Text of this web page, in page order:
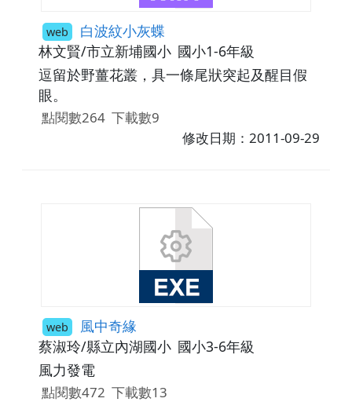
web 白波紋小灰蝶
林文賢/市立新埔國小 國小1-6年級
逗留於野薑花叢，具一條尾狀突起及醒目假
眼。
點閱數264 下載數9
修改日期：2011-09-29
web 風中奇緣
蔡淑玲/縣立內湖國小 國小3-6年級
風力發電
點閱數472 下載數13